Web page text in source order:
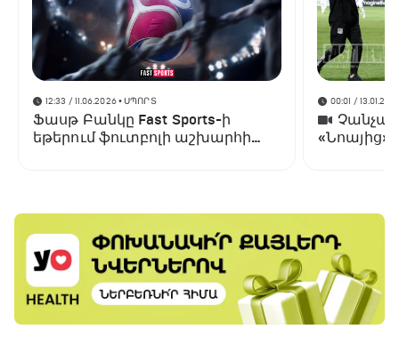
12:33 / 11.06.2026• ՍՊՈՐՏ
Ֆասթ Բանկը Fast Sports-ի
եթերում ֆուտբոլի աշխարհի
00:01 /
«Նոայից»